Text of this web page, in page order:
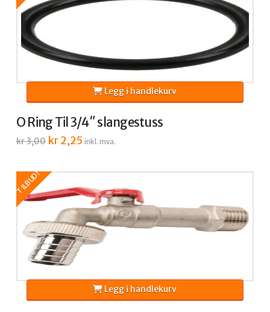
O Ring Til 3/4″ slangestuss
kr3,00 Opprinnelig
pris
kr2,25Nåværende
pris
inkl. mva.
Legg i handlekurv
TILBUD!
Legg i handlekurv